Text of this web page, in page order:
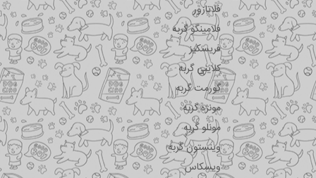
فلاتازور
فلامینگو گربه
فریسکیز
کلاینی گربه
گورمت گربه
مونژه گربه
مونلو گربه
وینستون گربه
ویسکاس